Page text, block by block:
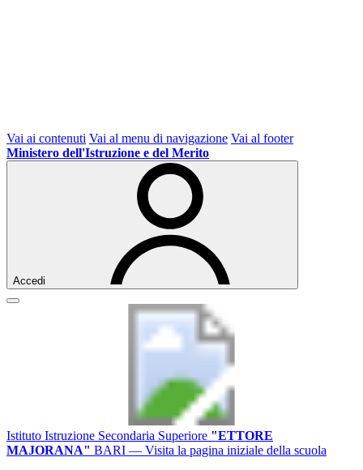
Vai ai contenuti Vai al menu di navigazione Vai al footer
Ministero dell'Istruzione e del Merito
Accedi
Istituto Istruzione Secondaria Superiore "ETTORE
MAJORANA" BARI — Visita la pagina iniziale della scuola